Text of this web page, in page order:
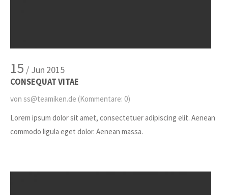
15 / Jun 2015
CONSEQUAT VITAE
von ss@teamiken.de (Kommentare: 0)
Lorem ipsum dolor sit amet, consectetuer adipiscing elit. Aenean
commodo ligula eget dolor. Aenean massa.